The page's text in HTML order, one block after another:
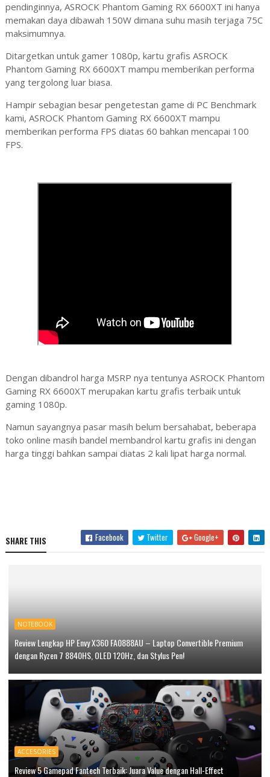
pendinginnya, ASROCK Phantom Gaming RX 6600XT ini hanya
memakan daya dibawah 150W dimana suhu masih terjaga 75C
maksimumnya.
Ditargetkan untuk gamer 1080p, kartu grafis ASROCK
Phantom Gaming RX 6600XT mampu memberikan performa
yang tergolong luar biasa.
Hampir sebagian besar pengetestan game di PC Benchmark
kami, ASROCK Phantom Gaming RX 6600XT mampu
memberikan performa FPS diatas 60 bahkan mencapai 100
FPS.
Dengan dibandrol harga MSRP nya tentunya ASROCK Phantom
Gaming RX 6600XT merupakan kartu grafis terbaik untuk
gaming 1080p.
Namun sayangnya pasar masih belum bersahabat, beberapa
toko online masih bandel membandrol kartu grafis ini dengan
harga tinggi bahkan sampai diatas 2 kali lipat harga normal.
SHARE THIS Facebook Twitter Google+
NOTEBOOK
Review Lengkap HP Envy X360 FA0888AU – Laptop Convertible Premium
dengan Ryzen 7 8840HS, OLED 120Hz, dan Stylus Pen!
ACCESORIES
Review 5 Gamepad Fantech Terbaik: Juara Value dengan Hall-Effect